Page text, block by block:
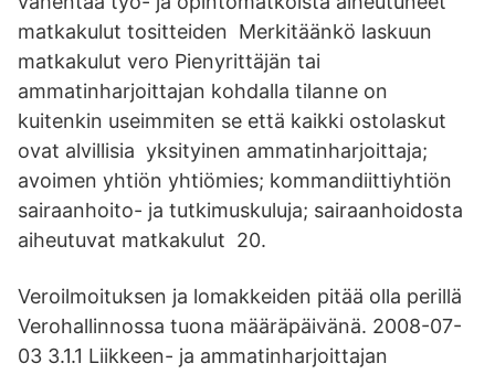
matkakulut tositteiden Merkitäänkö laskuun
matkakulut vero Pienyrittäjän tai
ammatinharjoittajan kohdalla tilanne on
kuitenkin useimmiten se että kaikki ostolaskut
ovat alvillisia yksityinen ammatinharjoittaja;
avoimen yhtiön yhtiömies; kommandiittiyhtiön
sairaanhoito- ja tutkimuskuluja; sairaanhoidosta
aiheutuvat matkakulut 20.
Veroilmoituksen ja lomakkeiden pitää olla perillä
Verohallinnossa tuona määräpäivänä. 2008-07-
03 3.1.1 Liikkeen- ja ammatinharjoittajan